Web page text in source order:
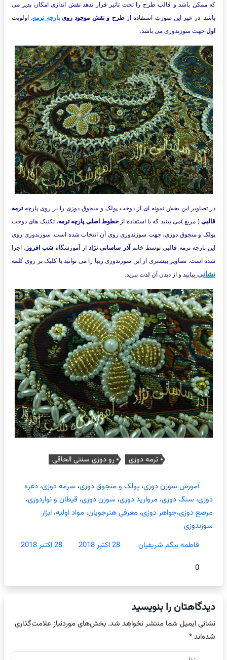
که ممکن باشد و قالب طرح را تحت تاثیر قرار ندهد نقش اندازی امکان پذیر می
باشد. در غیر این صورت استفاده ازطرح و نقش موجود رویپارچه ترمه، اولویت
اول جهت سوزندوزی می باشد.
در تصاویر این بخش نمونه ای از دوخت پولک و منجوق دوزی را بر روی پارچهترمه
قالبی ( مربع )می بینید که با استفاده از خطوط اصلی پارچه ترمه، تکنیک های دوخت
پولک و منجوق دوزی، جهت سوزندوزی روی آن انتخاب شده است. سوزندوزی روی
این پارچه ترمه قالبی توسط خانمآذر ساسانی نژاداز آموزشگاه شب افروز ، اجرا
شده است. تصاویر بیشتری از این سوزندوزی زیبا را می توانید با کلیک بر روی کلمه
نشانی بیابید و از دیدن آن لذت ببرید.
ترمه دوزی رو دوزی سنتی الحاقی
آموزش سوزن دوزی،پولک و منجوق دوزی، سرمه دوزی، ذغره
دوزی، سنگ دوزی، مروارید دوزی، سوزن دوزی، قیطان و نواردوزی،
مرصع دوزی،جواهر دوزی،معرفی هنرجویان،مواد اولیه، ابزار
سوزندوزی
فاطمه بیگم شریفیان
28 اکتبر 2018
28 اکتبر 2018
0
دیدگاهتان را بنویسید
نشانی ایمیل شما منتشر نخواهد شد. بخش‌های موردنیاز علامت‌گذاری
شده‌اند*